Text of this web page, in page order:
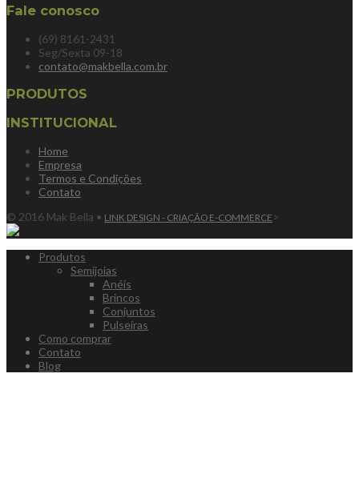
Fale conosco
(69) 8161-2431
Seg/Sexta 09-18
contato@makbella.com.br
PRODUTOS
INSTITUCIONAL
Home
Empresa
Termos e Condições
Contato
© 2016 Mak Bella • LINK DESIGN - CRIAÇÃO E-COMMERCE >
Produtos
Semijoias
Anéis
Brincos
Conjuntos
Pulseiras
Como comprar
Contato
Blog